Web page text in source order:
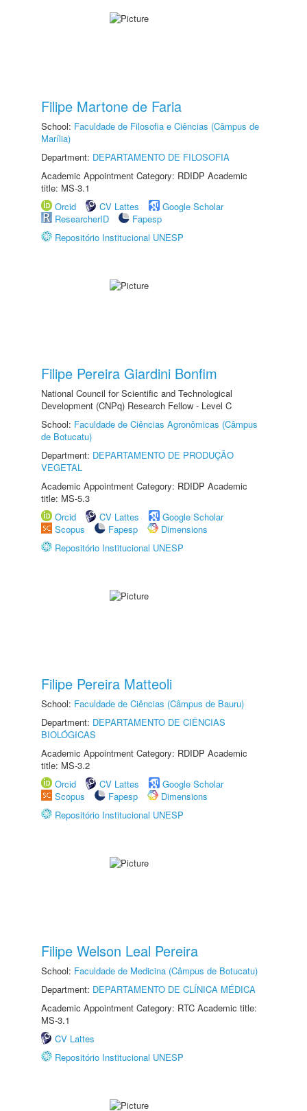
Filipe Martone de Faria
School: Faculdade de Filosofia e Ciências (Câmpus de
Marília)
Department: DEPARTAMENTO DE FILOSOFIA
Academic Appointment Category: RDIDP Academic
title: MS-3.1
Orcid
CV Lattes
Google Scholar
ResearcherID
Fapesp
Repositório Institucional UNESP
Filipe Pereira Giardini Bonfim
National Council for Scientific and Technological
Development (CNPq) Research Fellow - Level C
School: Faculdade de Ciências Agronômicas (Câmpus
de Botucatu)
Department: DEPARTAMENTO DE PRODUÇÃO
VEGETAL
Academic Appointment Category: RDIDP Academic
title: MS-5.3
Orcid
CV Lattes
Google Scholar
Scopus
Fapesp
Dimensions
Repositório Institucional UNESP
Filipe Pereira Matteoli
School: Faculdade de Ciências (Câmpus de Bauru)
Department: DEPARTAMENTO DE CIÊNCIAS
BIOLÓGICAS
Academic Appointment Category: RDIDP Academic
title: MS-3.2
Orcid
CV Lattes
Google Scholar
Scopus
Fapesp
Dimensions
Repositório Institucional UNESP
Filipe Welson Leal Pereira
School: Faculdade de Medicina (Câmpus de Botucatu)
Department: DEPARTAMENTO DE CLÍNICA MÉDICA
Academic Appointment Category: RTC Academic title:
MS-3.1
CV Lattes
Repositório Institucional UNESP